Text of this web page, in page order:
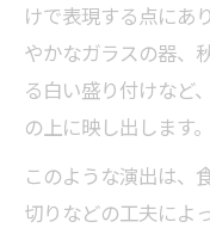
けで表現する点にあ
やかなガラスの器、
る白い盛り付けなど
の上に映し出します。
このような演出は、
切りなどの工夫によ